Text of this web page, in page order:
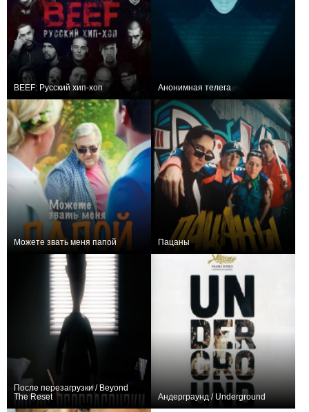
BEEF: Русский хип-хоп Анонимная телега
Можете звать меня папой Пацаны
После перезагрузки / Beyond
The Reset
Андерграунд / Underground